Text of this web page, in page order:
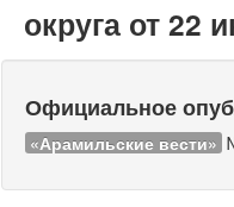
округа от 22
Официальное
«Арамильские вести»